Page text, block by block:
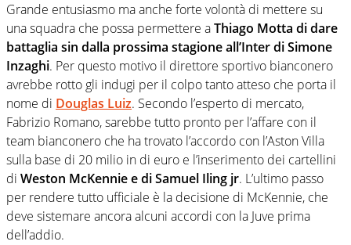
Grande entusiasmo ma anche forte volontà di mettere su
una squadra che possa permettere aThiago Motta di dare
battaglia sin dalla prossima stagione all’Inter di Simone
Inzaghi. Per questo motivo il direttore sportivo bianconero
avrebbe rotto gli indugi per il colpo tanto atteso che porta il
nome di Douglas Luiz. Secondo l’esperto di mercato,
Fabrizio Romano, sarebbe tutto pronto per l’affare con il
team bianconero che ha trovato l’accordo con l’Aston Villa
sulla base di 20 milio in di euro e l’inserimento dei cartellini
di Weston McKennie e di Samuel Iling jr. L’ultimo passo
per rendere tutto ufficiale è la decisione di McKennie, che
deve sistemare ancora alcuni accordi con la Juve prima
dell’addio.